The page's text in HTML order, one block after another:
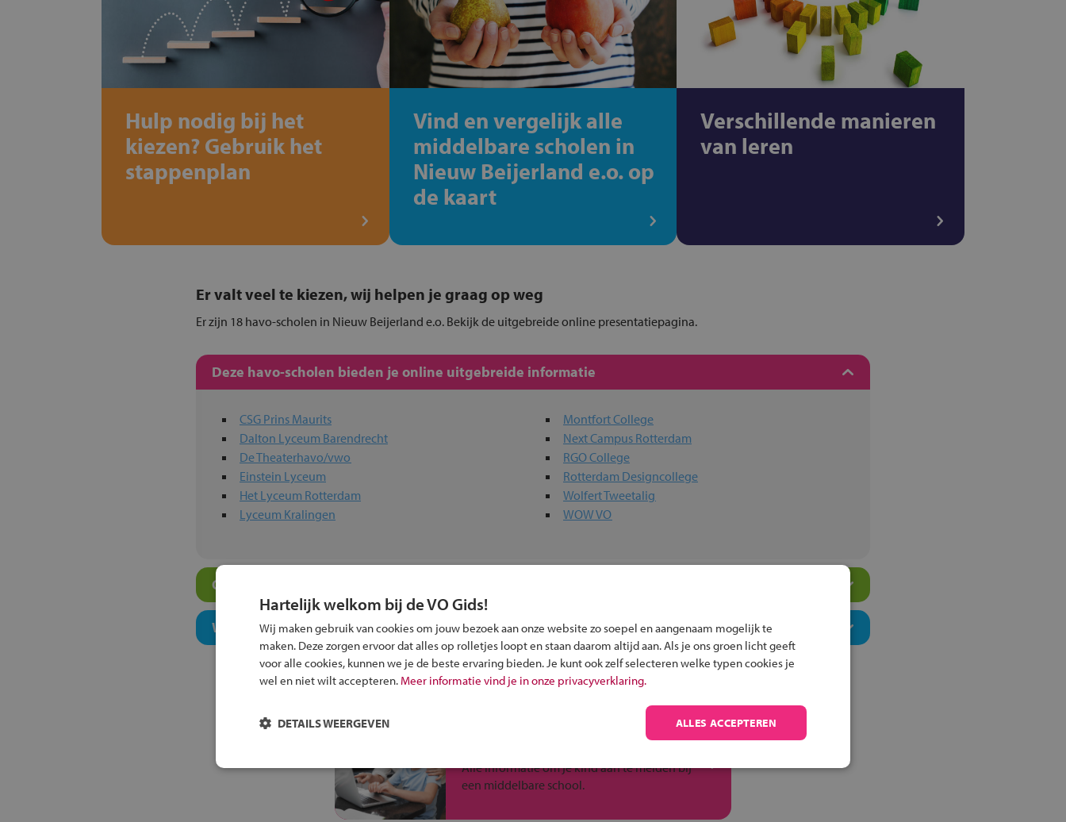
Hulp nodig bij het
kiezen? Gebruik het
stappenplan
Vind en vergelijk alle
middelbare scholen in
Nieuw Beijerland e.o. op
de kaart
Verschillende manieren
van leren
Er valt veel te kiezen, wij helpen je graag op weg
Er zijn 18 havo-scholen in Nieuw Beijerland e.o. Bekijk de uitgebreide online presentatiepagina.
Deze havo-scholen bieden je online uitgebreide informatie
CSG Prins Maurits
Dalton Lyceum Barendrecht
De Theaterhavo/vwo
Einstein Lyceum
Het Lyceum Rotterdam
Lyceum Kralingen
Montfort College
Next Campus Rotterdam
RGO College
Rotterdam Designcollege
Wolfert Tweetalig
WOW VO
Overige havo-scholen in jouw regio
Welk onderwijsconcept past bij jou?
Alle informatie om je kind aan te melden bij
een middelbare school.
Hartelijk welkom bij de VO Gids!
Wij maken gebruik van cookies om jouw bezoek aan onze website zo soepel en aangenaam mogelijk te
maken. Deze zorgen ervoor dat alles op rolletjes loopt en staan daarom altijd aan. Als je ons groen licht geeft
voor alle cookies, kunnen we je de beste ervaring bieden. Je kunt ook zelf selecteren welke typen cookies je
wel en niet wilt accepteren. Meer informatie vind je in onze privacyverklaring.
ALLES ACCEPTEREN
DETAILS WEERGEVEN